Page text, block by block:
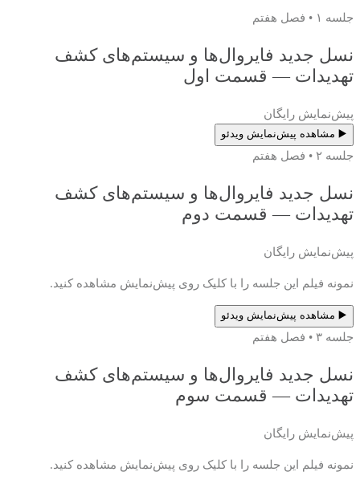
جلسه ۱ • فصل هفتم
نسل جدید فایروال‌ها و سیستم‌های کشف
تهدیدات — قسمت اول
پیش‌نمایش رایگان
▶️ مشاهده پیش‌نمایش ویدئو
جلسه ۲ • فصل هفتم
نسل جدید فایروال‌ها و سیستم‌های کشف
تهدیدات — قسمت دوم
پیش‌نمایش رایگان
نمونه فیلم این جلسه را با کلیک روی پیش‌نمایش مشاهده کنید.
▶️ مشاهده پیش‌نمایش ویدئو
جلسه ۳ • فصل هفتم
نسل جدید فایروال‌ها و سیستم‌های کشف
تهدیدات — قسمت سوم
پیش‌نمایش رایگان
نمونه فیلم این جلسه را با کلیک روی پیش‌نمایش مشاهده کنید.